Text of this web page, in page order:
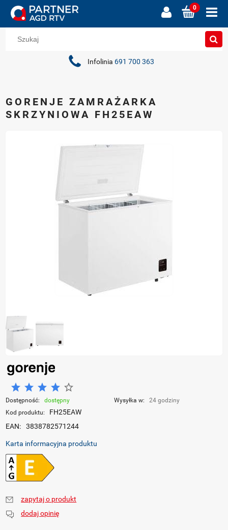
Infolinia 691 700 363
GORENJE ZAMRAŻARKA
SKRZYNIOWA FH25EAW
Dostępność: dostępny Wysyłka w:
24 godziny
Kod produktu:
FH25EAW
EAN:
3838782571244
Karta informacyjna produktu
zapytaj o produkt
dodaj opinię